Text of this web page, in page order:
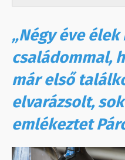
„Négy éve
családommal,
már első
elvarázsolt,
emlékeztet